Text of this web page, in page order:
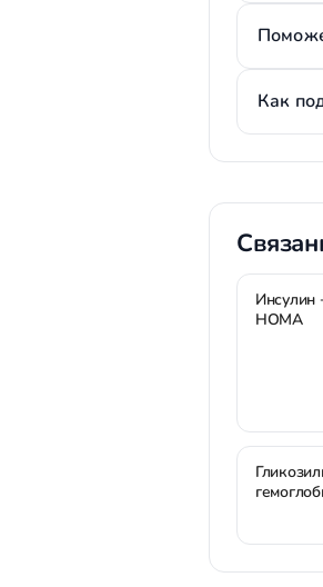
Как
Инсулин
НОМА